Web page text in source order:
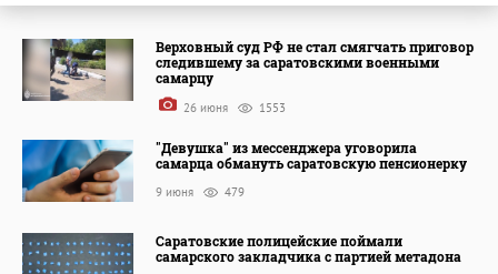
Верховный суд РФ не стал смягчать приговор
следившему за саратовскими военными
самарцу
26 июня 1553
"Девушка" из мессенджера уговорила
самарца обмануть саратовскую пенсионерку
9 июня 479
Саратовские полицейские поймали
самарского закладчика с партией метадона